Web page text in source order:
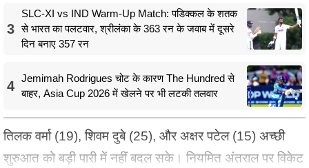
3
SLC-XI vs IND Warm-Up Match: पडिक्कल के शतक
से भारत का पलटवार, श्रीलंका के 363 रन के जवाब में दूसरे
दिन बनाए 357 रन
4
Jemimah Rodrigues चोट के कारण The Hundred से
बाहर, Asia Cup 2026 में खेलने पर भी लटकी तलवार
तिलक वर्मा (19), शिवम दुबे (25), और अक्षर पटेल (15) अच्छी
शुरुआत को बड़ी पारी में नहीं बदल सके। नियमित अंतराल पर विकेट